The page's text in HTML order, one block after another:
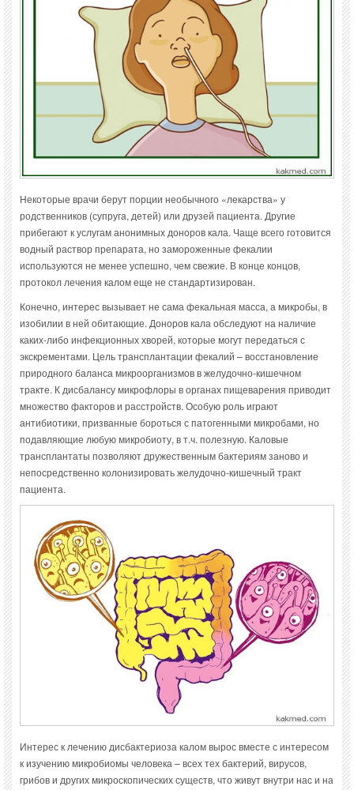
Некоторые врачи берут порции необычного «лекарства» у
родственников (супруга, детей) или друзей пациента. Другие
прибегают к услугам анонимных доноров кала. Чаще всего готовится
водный раствор препарата, но замороженные фекалии
используются не менее успешно, чем свежие. В конце концов,
протокол лечения калом еще не стандартизирован.
Конечно, интерес вызывает не сама фекальная масса, а микробы, в
изобилии в ней обитающие. Доноров кала обследуют на наличие
каких-либо инфекционных хворей, которые могут передаться с
экскрементами. Цель трансплантации фекалий – восстановление
природного баланса микроорганизмов в желудочно-кишечном
тракте. К дисбалансу микрофлоры в органах пищеварения приводит
множество факторов и расстройств. Особую роль играют
антибиотики, призванные бороться с патогенными микробами, но
подавляющие любую микробиоту, в т.ч. полезную. Каловые
трансплантаты позволяют дружественным бактериям заново и
непосредственно колонизировать желудочно-кишечный тракт
пациента.
Интерес к лечению дисбактериоза калом вырос вместе с интересом
к изучению микробиомы человека – всех тех бактерий, вирусов,
грибов и других микроскопических существ, что живут внутри нас и на